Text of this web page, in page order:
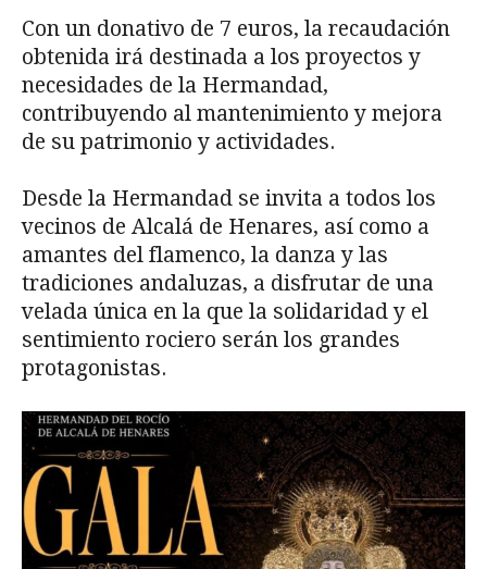
Con un donativo de 7 euros, la recaudación
obtenida irá destinada a los proyectos y
necesidades de la Hermandad,
contribuyendo al mantenimiento y mejora
de su patrimonio y actividades.
Desde la Hermandad se invita a todos los
vecinos de Alcalá de Henares, así como a
amantes del flamenco, la danza y las
tradiciones andaluzas, a disfrutar de una
velada única en la que la solidaridad y el
sentimiento rociero serán los grandes
protagonistas.